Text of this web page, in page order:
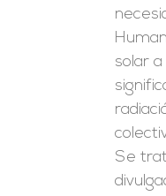
solar
Se